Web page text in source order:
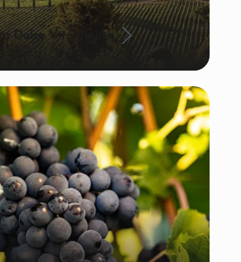
La Dolce Vita: Italien